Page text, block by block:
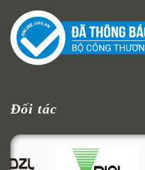
Đối tác